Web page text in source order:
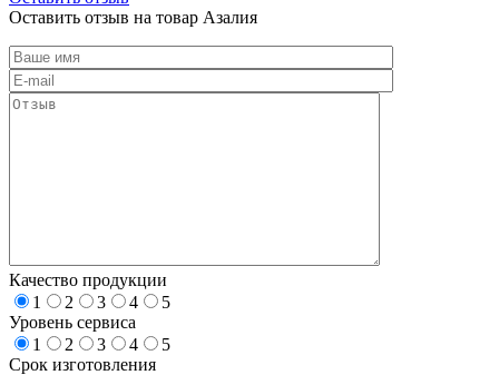
Оставить отзыв на товар Азалия
Качество продукции
1
2 3 4
5
Уровень сервиса
1
2 3 4
5
Срок изготовления